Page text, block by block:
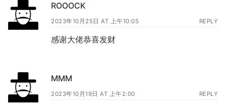
ROOOCK
2023年10月25日 AT 上午10:05 REPLY
感谢大佬恭喜发财
MMM
2023年10月19日 AT 上午2:00 REPLY